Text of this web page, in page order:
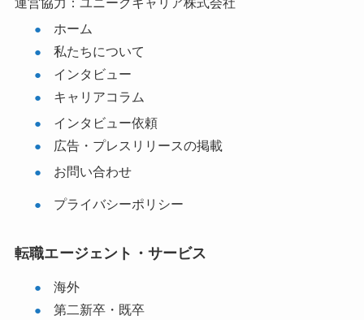
ホーム
私たちについて
インタビュー
キャリアコラム
インタビュー依頼
広告・プレスリリースの掲載
お問い合わせ
プライバシーポリシー
転職エージェント・サービス
海外
第二新卒・既卒